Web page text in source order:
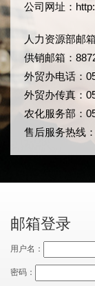
公司网址：
人力资源部邮箱
供销邮箱：
外贸办电话：
外贸办传真：
农化服务部：
售后服务热线
邮箱登录
用户名：
密码：